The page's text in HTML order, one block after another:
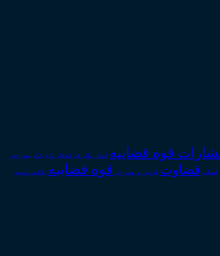
قوه قضاییه انتقال_مال_غیر انحلال_نکاح بانک بیمه تاجر
قضات قضاوت قوانین_و_مقررات قوه قضاییه مالکیت_معنوی